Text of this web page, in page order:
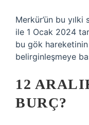
Merkür’ün bu
ile 1 Ocak 2024
bu gök
belirginleşmeye
12
BURÇ?